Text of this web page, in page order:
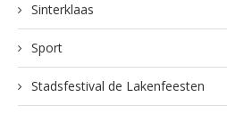
Sinterklaas
Sport
Stadsfestival de Lakenfeesten